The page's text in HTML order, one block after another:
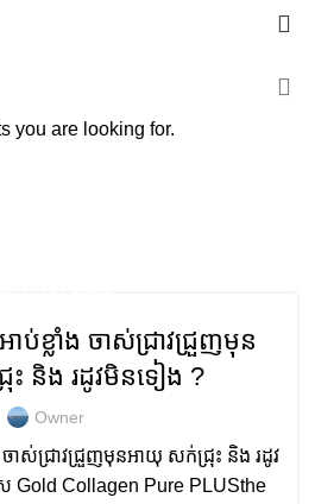
Beauty
ាប់ខ្លាំង ចាស់ជ្រាវជ្រួញមុន
និង រដូវមិនទៀង ?
Owner
ចាស់ជ្រាវជ្រួញមុនអាយុ សក់ជ្រុះ និង រដូវ
Gold Collagen Pure PLUSthe
you are looking for.